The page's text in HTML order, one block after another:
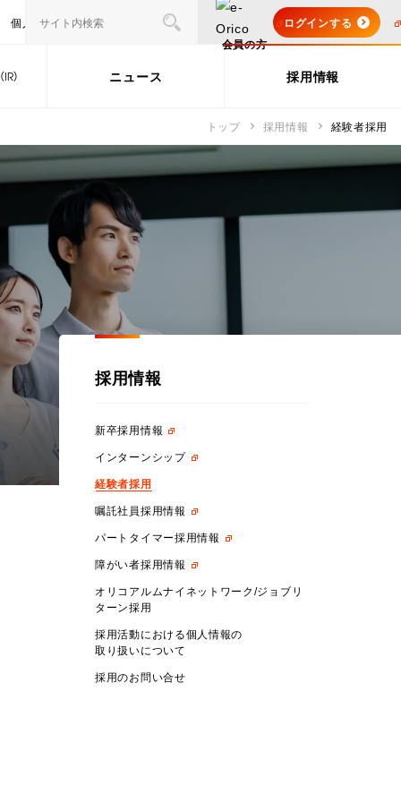
（ガバナンス）
ート・ガバナンス
ネジメント
アンス
業運営
ステム
ュリティ・個人情報保
社会貢献活動
社外からの評価
IR）
報 経営計画
中期経営計画
個人投資家の皆さまへ
電子公告
ニュース 採用情報
ブリターン採用
について
会員の方
ログインする
個人のお客さま 法人・個人事業主のお客さま 加盟店サービス
トップ 採用情報 経験者採用
採用情報
新卒採用情報
インターンシップ
経験者採用
嘱託社員採用情報
パートタイマー採用情報
障がい者採用情報
オリコアルムナイネットワーク/ジョブリ
ターン採用
採用活動における個人情報の
取り扱いについて
採用のお問い合せ